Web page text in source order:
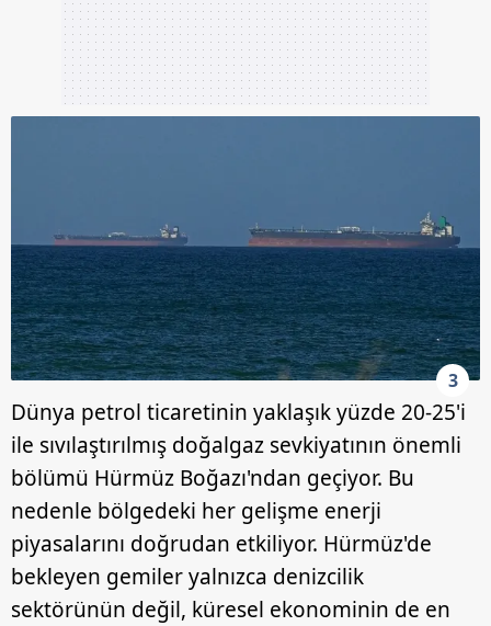
3
Dünya petrol ticaretinin yaklaşık yüzde 20-25'i
ile sıvılaştırılmış doğalgaz sevkiyatının önemli
bölümü Hürmüz Boğazı'ndan geçiyor. Bu
nedenle bölgedeki her gelişme enerji
piyasalarını doğrudan etkiliyor. Hürmüz'de
bekleyen gemiler yalnızca denizcilik
sektörünün değil, küresel ekonominin de en